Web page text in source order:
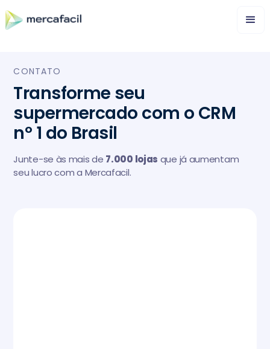
CONTATO
Transforme seu
supermercado com o CRM
nº 1 do Brasil
Junte-se às mais de 7.000 lojas que já aumentam
seu lucro com a Mercafacil.